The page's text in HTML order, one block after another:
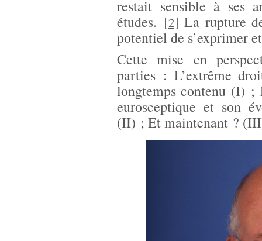
restait sensible à ses
études. [2] La rupture
potentiel de s’exprimer
Cette mise en
parties : L’extrême
longtemps contenu (I)
eurosceptique et son
(II) ; Et maintenant ?